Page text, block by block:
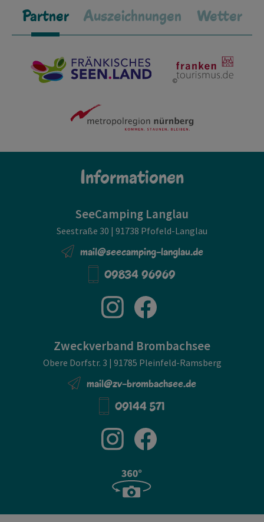
Partner Auszeichnungen Wetter
Informationen
SeeCamping Langlau
Seestraße 30 | 91738 Pfofeld-Langlau
mail@seecamping-langlau.de
09834 96969
Zweckverband Brombachsee
Obere Dorfstr. 3 | 91785 Pleinfeld-Ramsberg
mail@zv-brombachsee.de
09144 571